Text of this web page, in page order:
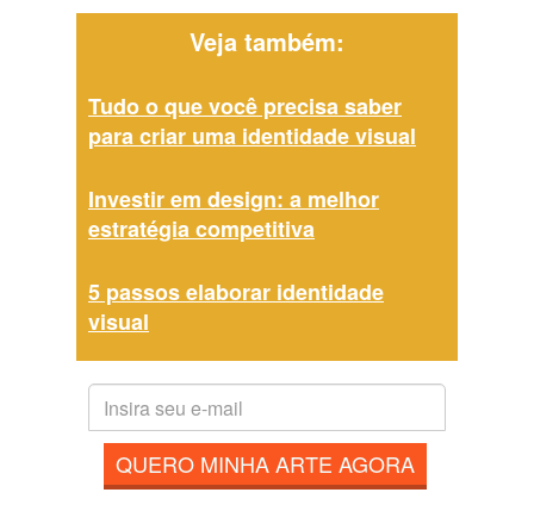
Veja também:
Tudo o que você precisa saber
para criar uma identidade visual
Investir em design: a melhor
estratégia competitiva
5 passos elaborar identidade
visual
QUERO MINHA ARTE AGORA